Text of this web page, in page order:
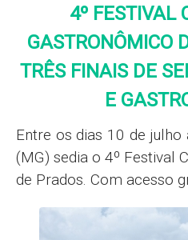
4º FESTIVAL
GASTRONÔMICO
TRÊS FINAIS DE
E
Entre os dias 10 de
(MG) sedia o 4º Festival
de Prados. Com acesso